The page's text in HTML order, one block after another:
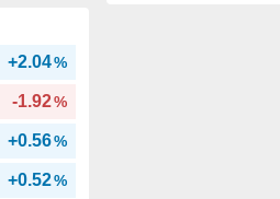
+2.04%
-1.92%
+0.56%
+0.52%